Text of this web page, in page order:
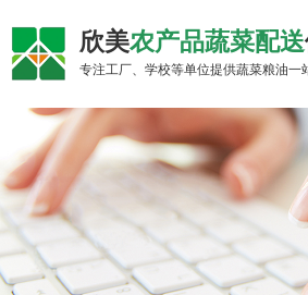
欣美农产品蔬菜配送
专注工厂、学校等单位提供蔬菜粮油一